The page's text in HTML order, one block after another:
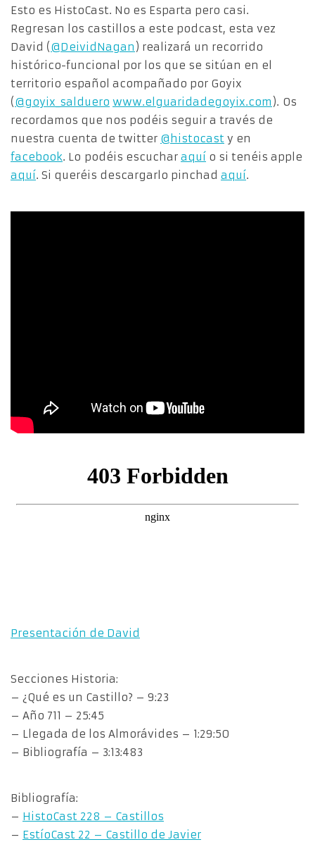
Esto es HistoCast. No es Esparta pero casi.
Regresan los castillos a este podcast, esta vez
David (@DeividNagan ) realizará un recorrido
histórico-funcional por los que se sitúan en el
territorio español acompañado por Goyix
(@goyix_salduero www.elguaridadegoyix.com ). Os
recordamos que nos podéis seguir a través de
nuestra cuenta de twitter @histocast y en
facebook. Lo podéis escuchar aquí o si tenéis apple
aquí. Si queréis descargarlo pinchad aquí.
Presentación de David
Secciones Historia:
– ¿Qué es un Castillo? – 9:23
– Año 711 – 25:45
– Llegada de los Almorávides – 1:29:50
– Bibliografía – 3:13:483
Bibliografía:
– HistoCast 228 – Castillos
– EstíoCast 22 – Castillo de Javier